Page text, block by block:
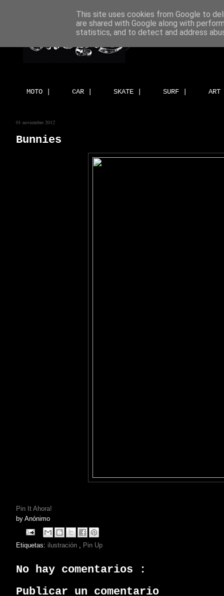
MOTO | CAR | SKATE | SURF |
01 noviembre 2012
Bunnies
Pin It Ahora!
by Anónimo
Etiquetas: ilustración Pin Up
No hay comentarios :
Publicar un comentario
This site uses cookies from Google to
are shared with Google along with
statistics, and to detect and address